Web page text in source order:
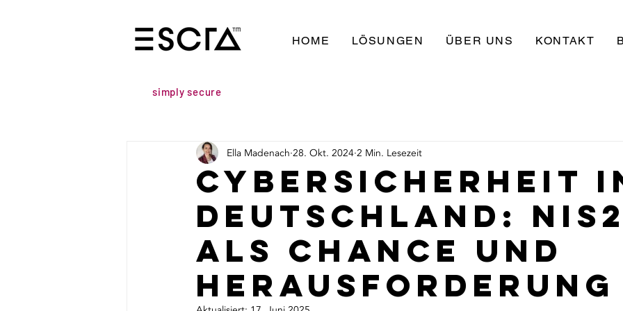
HOME LÖSUNGEN ÜBER UNS KONTAKT
simply secure
Cybersicherheit
Deutschland: NIS2
als Chance und
Herausforderung
Ella Madenach 28. Okt. 2024 2 Min. Lesezeit